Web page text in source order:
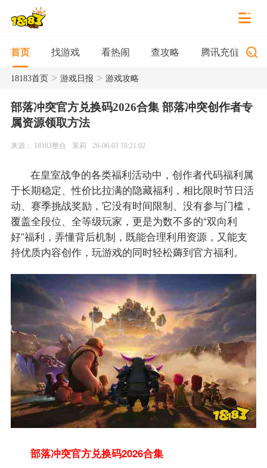
首页 找游戏 看热闹 查攻略 腾讯充值
18183首页> 游戏日报 > 游戏攻略
部落冲突官方兑换码2026合集 部落冲突创作者专
属资源领取方法
来源： 18183整合 茉莉 26-06-03 18:21:02
在皇室战争的各类福利活动中，创作者代码福利属
于长期稳定、性价比拉满的隐藏福利，相比限时节日活
动、赛季挑战奖励，它没有时间限制、没有参与门槛，
覆盖全段位、全等级玩家，更是为数不多的“双向利
好”福利，弄懂背后机制，既能合理利用资源，又能支
持优质内容创作，玩游戏的同时轻松薅到官方福利。
部落冲突官方兑换码2026合集